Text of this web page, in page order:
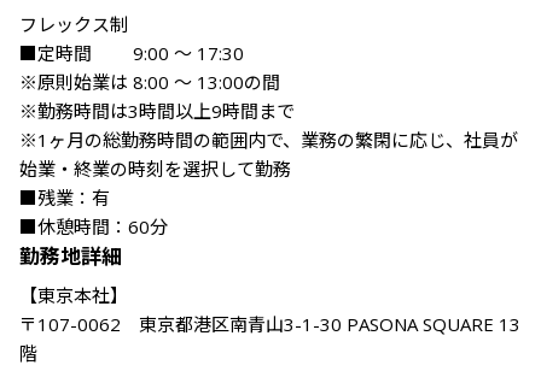
フレックス制
■定時間 　　9:00 ～ 17:30
※原則始業は 8:00 ～ 13:00の間
※勤務時間は3時間以上9時間まで
※1ヶ月の総勤務時間の範囲内で、業務の繁閑に応じ、社員が
始業・終業の時刻を選択して勤務
■残業：有
■休憩時間：60分
勤務地詳細
【東京本社】
〒107-0062　東京都港区南青山3-1-30 PASONA SQUARE 13
階